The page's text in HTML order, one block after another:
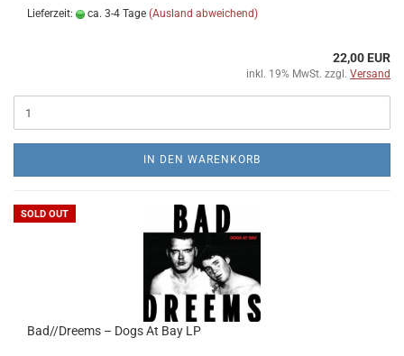
Lieferzeit: ca. 3-4 Tage (Ausland abweichend)
22,00 EUR
inkl. 19% MwSt. zzgl. Versand
IN DEN WARENKORB
SOLD OUT
Bad//Dreems – Dogs At Bay LP